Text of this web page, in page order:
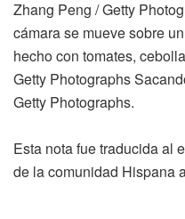
Zhang Peng / Getty
cámara se mueve sobre
hecho con tomates,
Getty Photographs
Getty Photographs.
Esta nota fue traducida al
de la comunidad Hispana